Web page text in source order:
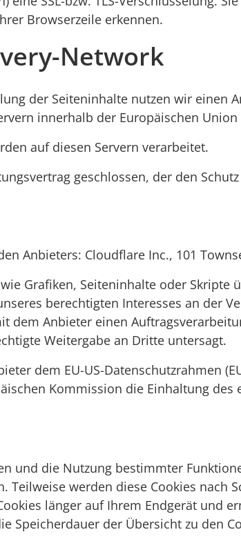
Browserzeile erkennen.
Network
der Seiteninhalte nutzen wir einen
innerhalb der Europäischen
auf diesen Servern verarbeitet.
geschlossen, der den
Anbieters: Cloudflare Inc., 101
Grafiken, Seiteninhalte oder Skripte
berechtigten Interesses an der
dem Anbieter einen
Weitergabe an Dritte untersagt.
dem EU-US-Datenschutzrahmen
Kommission die Einhaltung
und die Nutzung bestimmter
Teilweise werden diese Cookies nach
länger auf Ihrem Endgerät und
Speicherdauer der Übersicht zu den